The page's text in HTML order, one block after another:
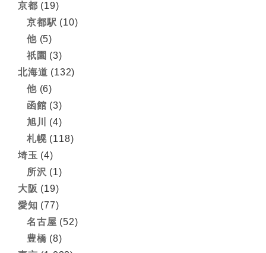
京都 (19)
京都駅 (10)
他(5)
祇園 (3)
北海道 (132)
他(6)
函館 (3)
旭川
(4)
札幌(118)
埼玉 (4)
所沢 (1)
大阪 (19)
愛知 (77)
名古屋 (52)
豊橋 (8)